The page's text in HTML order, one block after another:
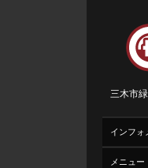
三木市
インフォ
メニュー